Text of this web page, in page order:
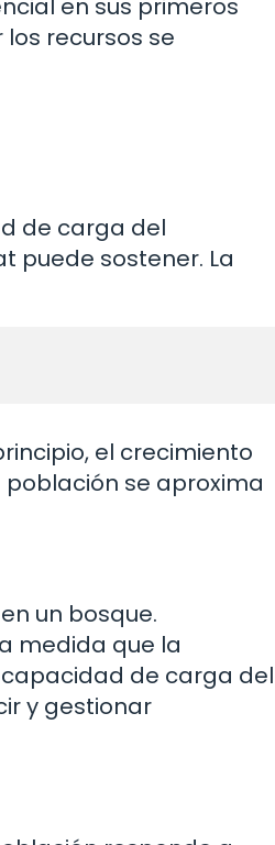
en sus primeros
recursos se
de carga del
puede sostener. La
el crecimiento
se aproxima
un bosque.
medida que la
de carga del
y gestionar